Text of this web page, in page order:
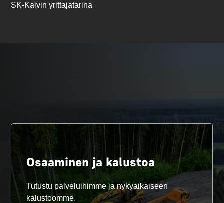
SK-Kaivin yrittajatarina
Osaaminen ja kalustoa
Tutustu palveluihimme ja nykyaikaiseen
kalustoomme.